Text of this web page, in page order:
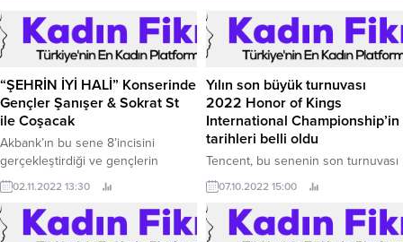
“ŞEHRİN İYİ HALİ” Konserinde
Gençler Şanışer & Sokrat St
ile Coşacak
Akbank’ın bu sene 8’incisini
gerçekleştirdiği ve gençlerin
gönüllülükle tanışmalarına imkân
yaratan “Şehrin İyi Hali” projesi
kapsamında Şansıer&Sokrat St, 13
Kasım Pazar günü Water Garden
02.11.2022 13:30
Yılın son büyük turnuvası
2022 Honor of Kings
International Championship’in
tarihleri belli oldu
Tencent, bu senenin son turnuvası
olan 2022 Honor of Kings
International Championship (KIC) ile
ilgili format ve takvim detaylarını
paylaştı.
07.10.2022 15:00